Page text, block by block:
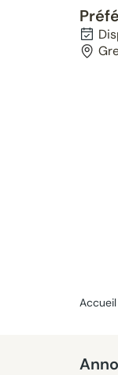
Accueil